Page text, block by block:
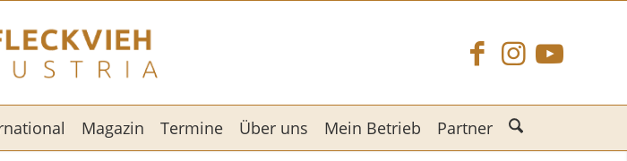
Magazin Termine Über uns Mein Betrieb Partner